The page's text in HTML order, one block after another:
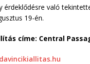
érdeklődésre való
19-én.
címe: Central